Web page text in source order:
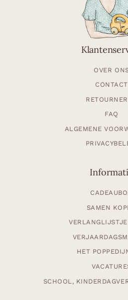
OVER
CONTACT
FAQ
ALGEMENE
SAMEN
HET
SCHOOL,